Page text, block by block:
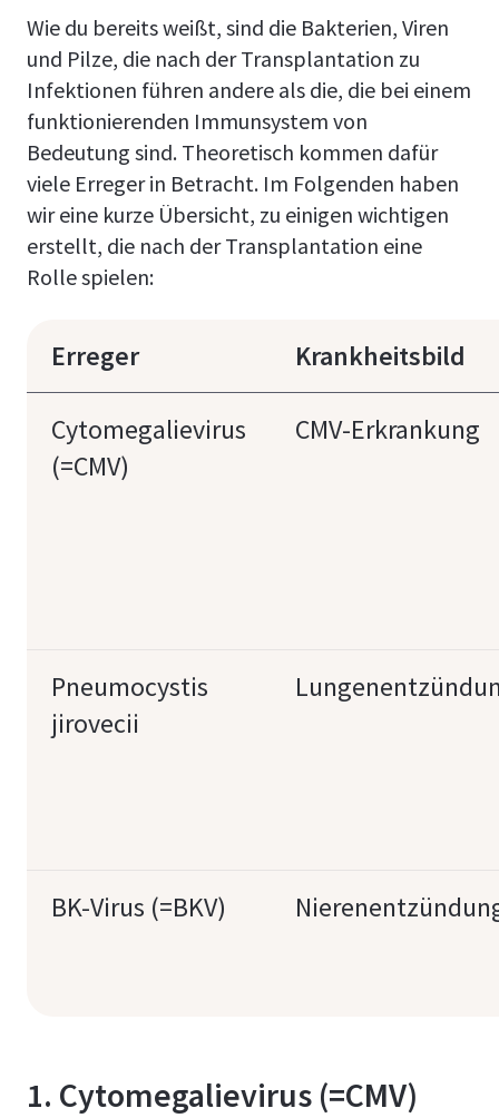
Wie du bereits weißt, sind die Bakterien, Viren
und Pilze, die nach der Transplantation zu
Infektionen führen andere als die, die bei einem
funktionierenden Immunsystem von
Bedeutung sind. Theoretisch kommen dafür
viele Erreger in Betracht. Im Folgenden haben
wir eine kurze Übersicht, zu einigen wichtigen
erstellt, die nach der Transplantation eine
Rolle spielen:
Erreger Krankheitsbild
Cytomegalievirus
(=CMV)
CMV-Erkrankung
Pneumocystis
jirovecii
BK-Virus (=BKV)
1. Cytomegalievirus (=CMV)